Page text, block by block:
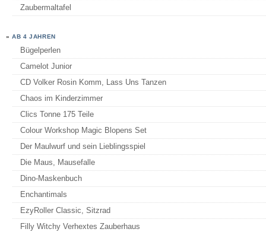
Zaubermaltafel
»AB 4 JAHREN
Bügelperlen
Camelot Junior
CD Volker Rosin Komm, Lass Uns Tanzen
Chaos im Kinderzimmer
Clics Tonne 175 Teile
Colour Workshop Magic Blopens Set
Der Maulwurf und sein Lieblingsspiel
Die Maus, Mausefalle
Dino-Maskenbuch
Enchantimals
EzyRoller Classic, Sitzrad
Filly Witchy Verhextes Zauberhaus